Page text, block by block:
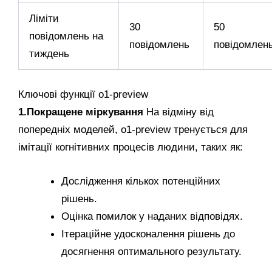
Ліміти
повідомлень на
тиждень
30
повідомлень
50
Ключові функції o1-preview
1.Покращене міркування На відміну від
попередніх моделей, o1-preview тренується для
імітації когнітивних процесів людини, таких як:
Дослідження кількох потенційних
рішень.
Оцінка помилок у наданих відповідях.
Ітераційне удосконалення рішень до
досягнення оптимального результату.